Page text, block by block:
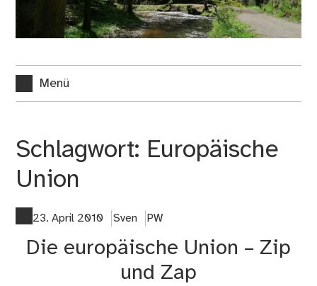
Menü
Schlagwort: Europäische
Union
23. April 2010 Sven PW
Die europäische Union – Zip
und Zap